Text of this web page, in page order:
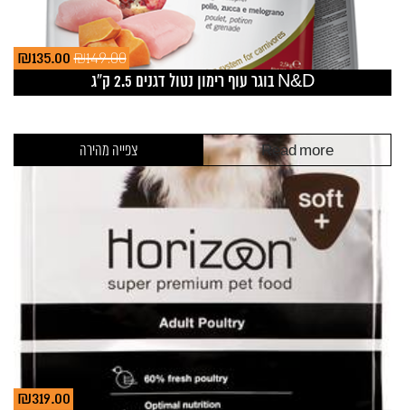
N&D בוגר עוף רימון נטול דגנים 2.5 ק”ג
₪149.00
Original
price
₪135.00
₪319.00
Read more צפייה מהירה